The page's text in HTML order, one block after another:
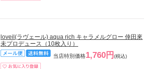
loveil(ラヴェール) aqua rich キャラメルグロー 倖田來
未プロデュース（10枚入り）
当店特別価格1,760円 (税込)